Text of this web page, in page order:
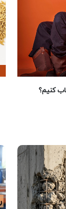
کنیم؟